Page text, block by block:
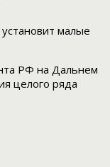
малые
РФ на Дальнем
целого ряда